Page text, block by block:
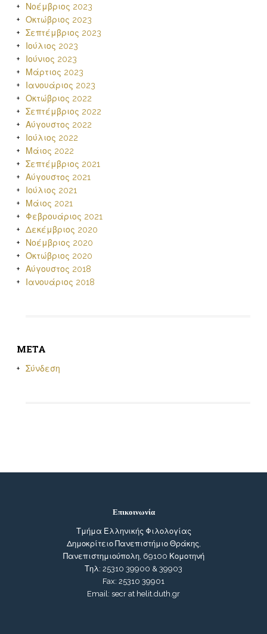
Νοέμβριος 2023
Οκτώβριος 2023
Σεπτέμβριος 2023
Ιούλιος 2023
Ιούνιος 2023
Μάρτιος 2023
Ιανουάριος 2023
Οκτώβριος 2022
Σεπτέμβριος 2022
Αύγουστος 2022
Ιούλιος 2022
Μάιος 2022
Σεπτέμβριος 2021
Αύγουστος 2021
Ιούλιος 2021
Μάιος 2021
Φεβρουάριος 2021
Δεκέμβριος 2020
Νοέμβριος 2020
Οκτώβριος 2020
Αύγουστος 2018
Ιανουάριος 2018
META
Σύνδεση
Επικοινωνία
Τμήμα Ελληνικής Φιλολογίας
Δημοκρίτειο Πανεπιστήμιο Θράκης,
Πανεπιστημιούπολη, 69100 Κομοτηνή
Τηλ: 25310 39900 & 39903
Fax: 25310 39901
Email: secr at helit.duth.gr